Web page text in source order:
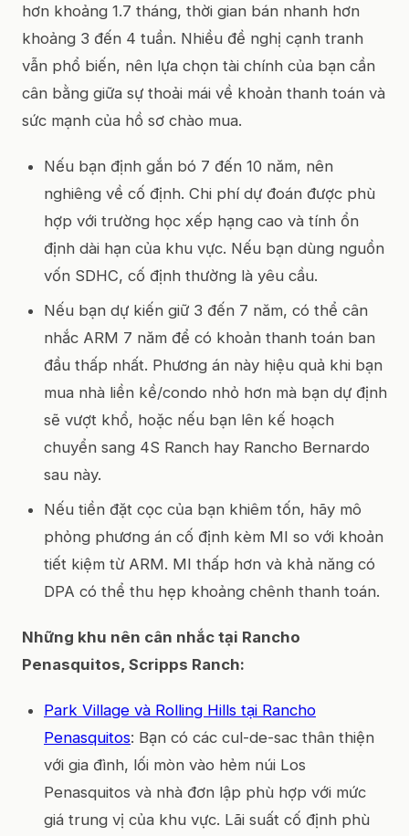
hơn khoảng 1.7 tháng, thời gian bán nhanh hơn
khoảng 3 đến 4 tuần. Nhiều đề nghị cạnh tranh
vẫn phổ biến, nên lựa chọn tài chính của bạn cần
cân bằng giữa sự thoải mái về khoản thanh toán và
sức mạnh của hồ sơ chào mua.
Nếu bạn định gắn bó 7 đến 10 năm, nên
nghiêng về cố định. Chi phí dự đoán được phù
hợp với trường học xếp hạng cao và tính ổn
định dài hạn của khu vực. Nếu bạn dùng nguồn
vốn SDHC, cố định thường là yêu cầu.
Nếu bạn dự kiến giữ 3 đến 7 năm, có thể cân
nhắc ARM 7 năm để có khoản thanh toán ban
đầu thấp nhất. Phương án này hiệu quả khi bạn
mua nhà liền kề/condo nhỏ hơn mà bạn dự định
sẽ vượt khổ, hoặc nếu bạn lên kế hoạch
chuyển sang 4S Ranch hay Rancho Bernardo
sau này.
Nếu tiền đặt cọc của bạn khiêm tốn, hãy mô
phỏng phương án cố định kèm MI so với khoản
tiết kiệm từ ARM. MI thấp hơn và khả năng có
DPA có thể thu hẹp khoảng chênh thanh toán.
Những khu nên cân nhắc tại Rancho
Penasquitos, Scripps Ranch:
Park Village và Rolling Hills tại Rancho
Penasquitos: Bạn có các cul-de-sac thân thiện
với gia đình, lối mòn vào hẻm núi Los
Penasquitos và nhà đơn lập phù hợp với mức
giá trung vị của khu vực. Lãi suất cố định phù